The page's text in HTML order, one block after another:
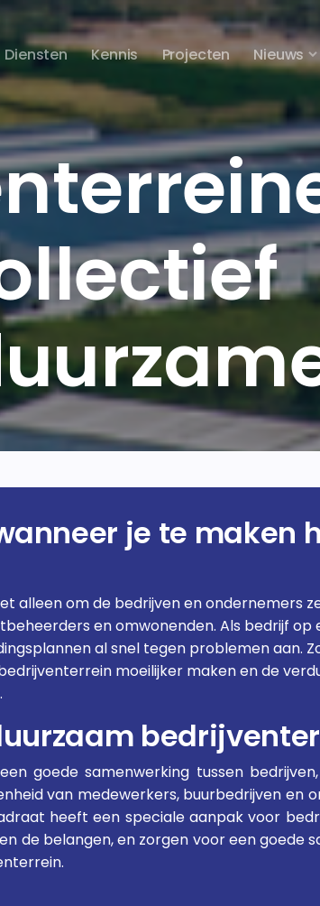
Diensten Kennis Projecten Nieuws
je te maken
alleen om de bedrijven en ondernemers
en omwonenden. Als bedrijf
al snel tegen problemen aan.
moeilijker maken en de
goede samenwerking tussen
van medewerkers, buurbedrijven en
heeft een speciale aanpak voor
de belangen, en zorgen voor een goede